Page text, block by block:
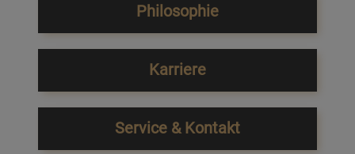
Philosophie
Karriere
Service & Kontakt